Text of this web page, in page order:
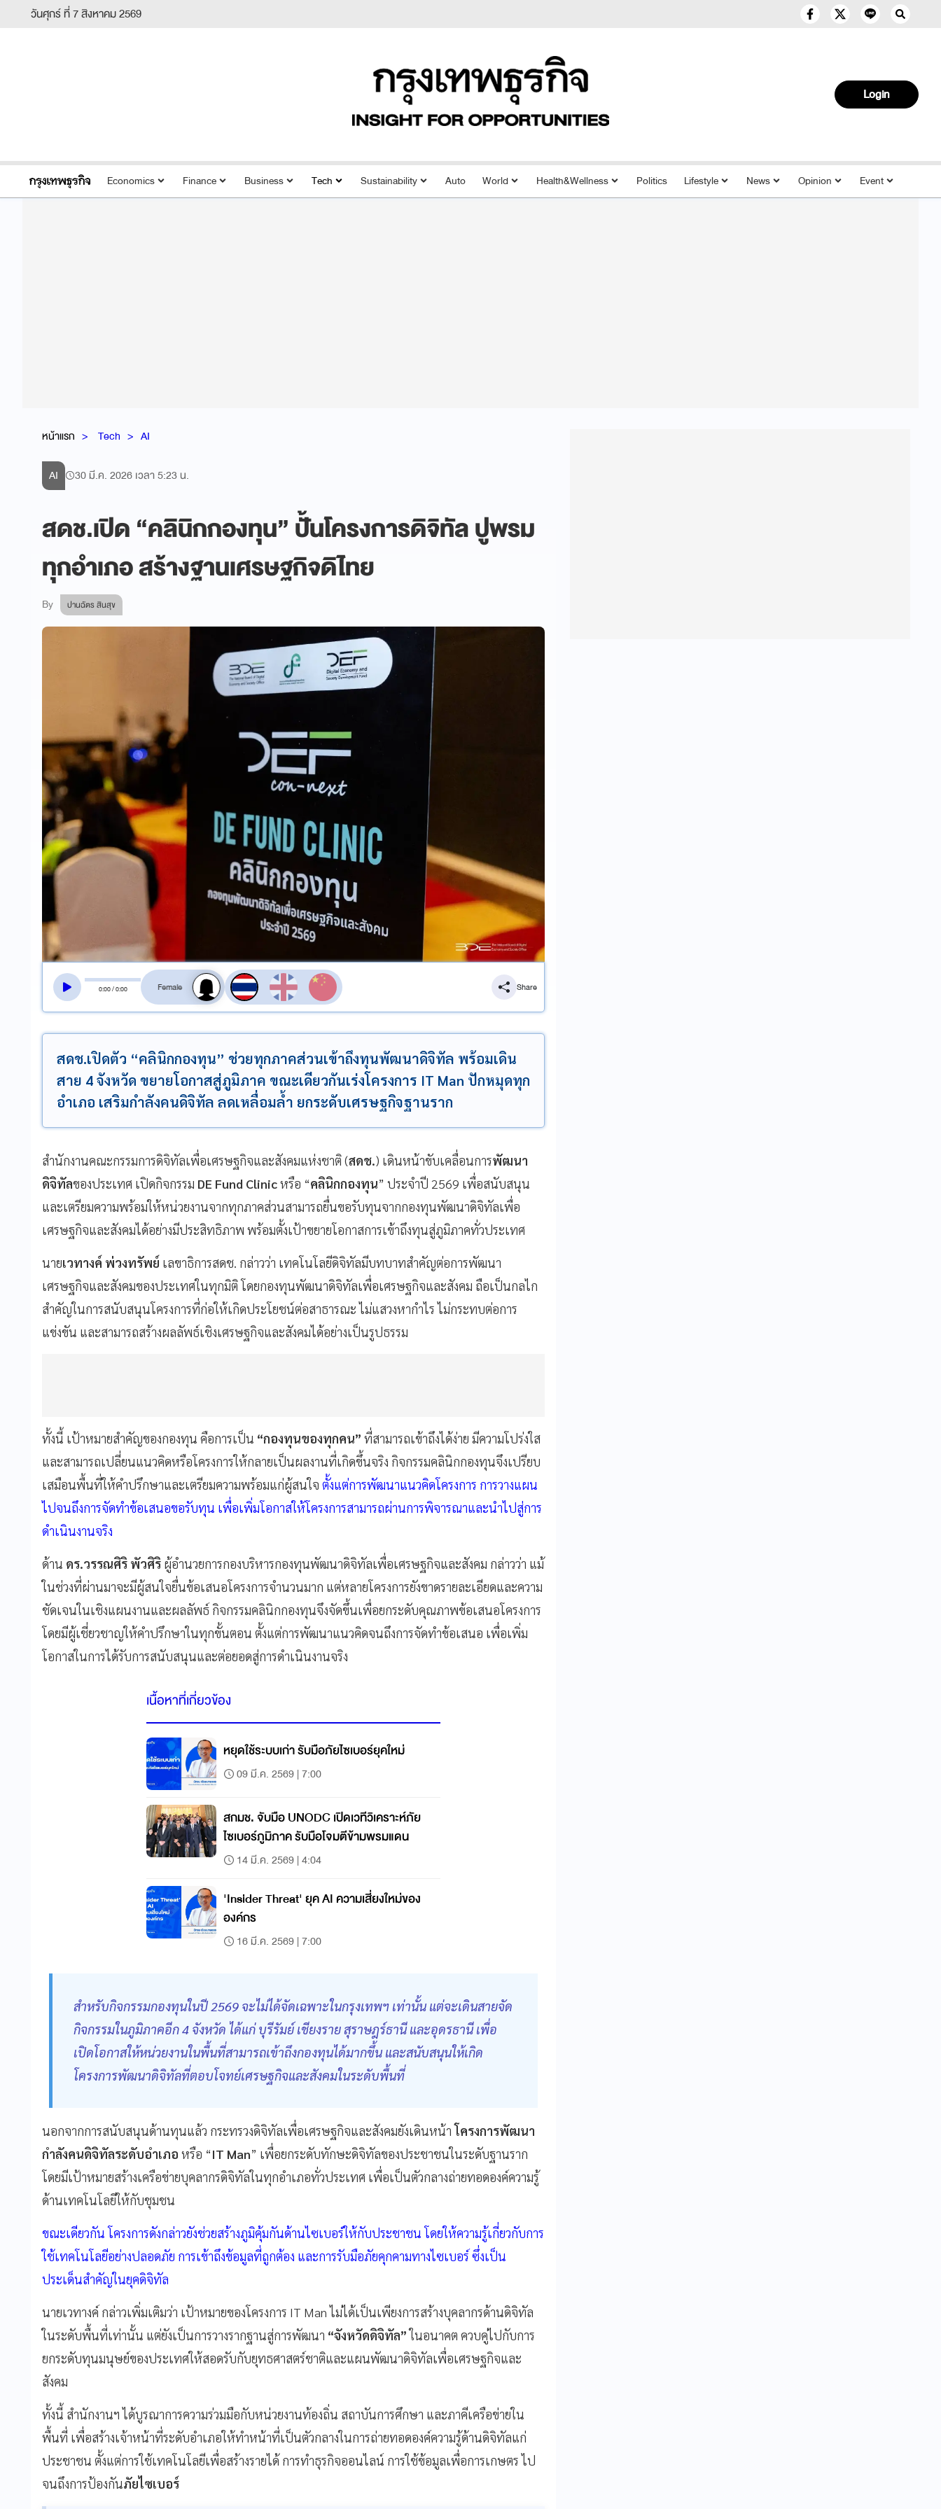
วันศุกร์ ที่ 7 สิงหาคม 2569
Login
Economics Finance Business Tech Sustainability Auto World Health&Wellness Politics Lifestyle News Opinion Event
หน้าแรก Tech AI
AI 30 มี.ค. 2026 เวลา 5:23 น.
สดช.เปิด “คลินิกกองทุน” ปั้นโครงการดิจิทัล ปูพรม
ทุกอำเภอ สร้างฐานเศรษฐกิจดิไทย
By ปานฉัตร สินสุข
0:00/0:00
สลับเสียงอ่าน
Share
สดช.เปิดตัว “คลินิกกองทุน” ช่วยทุกภาคส่วนเข้าถึงทุนพัฒนาดิจิทัล พร้อมเดิน
สาย 4 จังหวัด ขยายโอกาสสู่ภูมิภาค ขณะเดียวกันเร่งโครงการ IT Man ปักหมุดทุก
อำเภอ เสริมกำลังคนดิจิทัล ลดเหลื่อมล้ำ ยกระดับเศรษฐกิจฐานราก
สำนักงานคณะกรรมการดิจิทัลเพื่อเศรษฐกิจและสังคมแห่งชาติ (สดช.) เดินหน้าขับเคลื่อนการพัฒนา
ดิจิทัลของประเทศ เปิดกิจกรรม DE Fund Clinicหรือ “คลินิกกองทุน” ประจำปี 2569 เพื่อสนับสนุน
และเตรียมความพร้อมให้หน่วยงานจากทุกภาคส่วนสามารถยื่นขอรับทุนจากกองทุนพัฒนาดิจิทัลเพื่อ
เศรษฐกิจและสังคมได้อย่างมีประสิทธิภาพ พร้อมตั้งเป้าขยายโอกาสการเข้าถึงทุนสู่ภูมิภาคทั่วประเทศ
นายเวทางค์ พ่วงทรัพย์ เลขาธิการสดช. กล่าวว่า เทคโนโลยีดิจิทัลมีบทบาทสำคัญต่อการพัฒนา
เศรษฐกิจและสังคมของประเทศในทุกมิติ โดยกองทุนพัฒนาดิจิทัลเพื่อเศรษฐกิจและสังคม ถือเป็นกลไก
สำคัญในการสนับสนุนโครงการที่ก่อให้เกิดประโยชน์ต่อสาธารณะ ไม่แสวงหากำไร ไม่กระทบต่อการ
แข่งขัน และสามารถสร้างผลลัพธ์เชิงเศรษฐกิจและสังคมได้อย่างเป็นรูปธรรม
ทั้งนี้ เป้าหมายสำคัญของกองทุน คือการเป็น “กองทุนของทุกคน” ที่สามารถเข้าถึงได้ง่าย มีความโปร่งใส
และสามารถเปลี่ยนแนวคิดหรือโครงการให้กลายเป็นผลงานที่เกิดขึ้นจริง กิจกรรมคลินิกกองทุนจึงเปรียบ
เสมือนพื้นที่ให้คำปรึกษาและเตรียมความพร้อมแก่ผู้สนใจ ตั้งแต่การพัฒนาแนวคิดโครงการ การวางแผน
ไปจนถึงการจัดทำข้อเสนอขอรับทุน เพื่อเพิ่มโอกาสให้โครงการสามารถผ่านการพิจารณาและนำไปสู่การ
ดำเนินงานจริง
ด้าน ดร.วรรณศิริ พัวศิริ ผู้อำนวยการกองบริหารกองทุนพัฒนาดิจิทัลเพื่อเศรษฐกิจและสังคม กล่าวว่า แม้
ในช่วงที่ผ่านมาจะมีผู้สนใจยื่นข้อเสนอโครงการจำนวนมาก แต่หลายโครงการยังขาดรายละเอียดและความ
ชัดเจนในเชิงแผนงานและผลลัพธ์ กิจกรรมคลินิกกองทุนจึงจัดขึ้นเพื่อยกระดับคุณภาพข้อเสนอโครงการ
โดยมีผู้เชี่ยวชาญให้คำปรึกษาในทุกขั้นตอน ตั้งแต่การพัฒนาแนวคิดจนถึงการจัดทำข้อเสนอ เพื่อเพิ่ม
โอกาสในการได้รับการสนับสนุนและต่อยอดสู่การดำเนินงานจริง
เนื้อหาที่เกี่ยวข้อง
หยุดใช้ระบบเก่า รับมือภัยไซเบอร์ยุคใหม่
09 มี.ค. 2569 | 7:00
สกมช. จับมือ UNODC เปิดเวทีวิเคราะห์ภัย
ไซเบอร์ภูมิภาค รับมือโจมตีข้ามพรมแดน
14 มี.ค. 2569 | 4:04
'Insider Threat' ยุค AI ความเสี่ยงใหม่ของ
องค์กร
16 มี.ค. 2569 | 7:00
สำหรับกิจกรรมกองทุนในปี 2569 จะไม่ได้จัดเฉพาะในกรุงเทพฯ เท่านั้น แต่จะเดินสายจัด
กิจกรรมในภูมิภาคอีก 4 จังหวัด ได้แก่ บุรีรัมย์ เชียงราย สุราษฎร์ธานี และอุดรธานี เพื่อ
เปิดโอกาสให้หน่วยงานในพื้นที่สามารถเข้าถึงกองทุนได้มากขึ้น และสนับสนุนให้เกิด
โครงการพัฒนาดิจิทัลที่ตอบโจทย์เศรษฐกิจและสังคมในระดับพื้นที่
นอกจากการสนับสนุนด้านทุนแล้ว กระทรวงดิจิทัลเพื่อเศรษฐกิจและสังคมยังเดินหน้าโครงการพัฒนา
กำลังคนดิจิทัลระดับอำเภอ หรือ “IT Man” เพื่อยกระดับทักษะดิจิทัลของประชาชนในระดับฐานราก
โดยมีเป้าหมายสร้างเครือข่ายบุคลากรดิจิทัลในทุกอำเภอทั่วประเทศ เพื่อเป็นตัวกลางถ่ายทอดองค์ความรู้
ด้านเทคโนโลยีให้กับชุมชน
ขณะเดียวกัน โครงการดังกล่าวยังช่วยสร้างภูมิคุ้มกันด้านไซเบอร์ให้กับประชาชน โดยให้ความรู้เกี่ยวกับการ
ใช้เทคโนโลยีอย่างปลอดภัย การเข้าถึงข้อมูลที่ถูกต้อง และการรับมือภัยคุกคามทางไซเบอร์ ซึ่งเป็น
ประเด็นสำคัญในยุคดิจิทัล
นายเวทางค์ กล่าวเพิ่มเติมว่า เป้าหมายของโครงการ IT Man ไม่ได้เป็นเพียงการสร้างบุคลากรด้านดิจิทัล
ในระดับพื้นที่เท่านั้น แต่ยังเป็นการวางรากฐานสู่การพัฒนา “จังหวัดดิจิทัล”ในอนาคต ควบคู่ไปกับการ
ยกระดับทุนมนุษย์ของประเทศให้สอดรับกับยุทธศาสตร์ชาติและแผนพัฒนาดิจิทัลเพื่อเศรษฐกิจและ
สังคม
ทั้งนี้ สำนักงานฯ ได้บูรณาการความร่วมมือกับหน่วยงานท้องถิ่น สถาบันการศึกษา และภาคีเครือข่ายใน
พื้นที่ เพื่อสร้างเจ้าหน้าที่ระดับอำเภอให้ทำหน้าที่เป็นตัวกลางในการถ่ายทอดองค์ความรู้ด้านดิจิทัลแก่
ประชาชน ตั้งแต่การใช้เทคโนโลยีเพื่อสร้างรายได้ การทำธุรกิจออนไลน์ การใช้ข้อมูลเพื่อการเกษตร ไป
จนถึงการป้องกันภัยไซเบอร์